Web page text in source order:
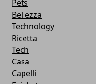
Pets
Bellezza
Technology
Ricetta
Tech
Casa
Capelli